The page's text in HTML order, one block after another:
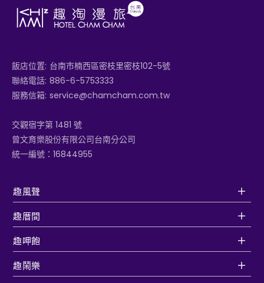
趣風聲
趣厝間
趣呷飽
趣鬧樂
飯店位置: 台南市楠西區密枝里密枝102-5號
聯絡電話: 886-6-5753333
服務信箱: service@chamcham.com.tw
交觀宿字第 1481 號
曾文育樂股份有限公司台南分公司
統一編號：16844955